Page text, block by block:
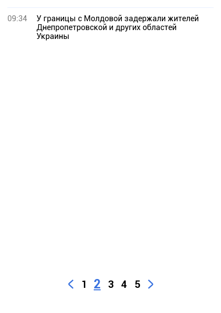
09:34
У границы с Молдовой задержали жителей
Днепропетровской и других областей
Украины
1 2 3 4 5